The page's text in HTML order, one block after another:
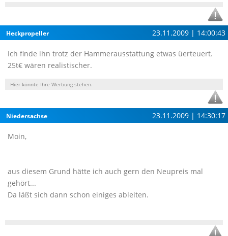
Heckpropeller 23.11.2009 | 14:00:43
Ich finde ihn trotz der Hammerausstattung etwas üerteuert.
25t€ wären realistischer.
Hier könnte Ihre Werbung stehen.
Niedersachse 23.11.2009 | 14:30:17
Moin,
aus diesem Grund hätte ich auch gern den Neupreis mal
gehört...
Da läßt sich dann schon einiges ableiten.